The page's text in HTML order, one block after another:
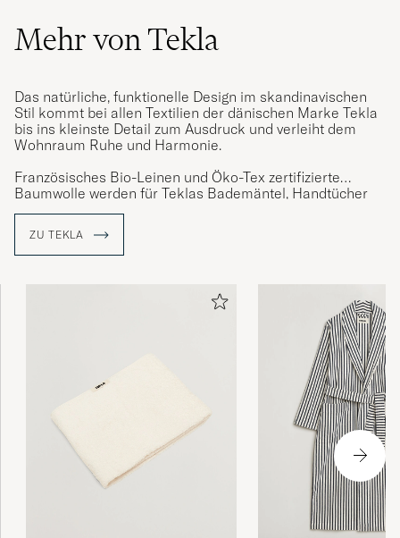
Mehr von Tekla
Das natürliche, funktionelle Design im skandinavischen
Stil kommt bei allen Textilien der dänischen Marke Tekla
bis ins kleinste Detail zum Ausdruck und verleiht dem
Wohnraum Ruhe und Harmonie.
Französisches Bio-Leinen und Öko-Tex zertifizierte
Baumwolle werden für Teklas Bademäntel, Handtücher
und Nachtwäsche verwendet. Die Bettwäsche ist
Produkte müssen dem enorm hohen Anspruch des
dänischen Unternehmens entsprechen.
ZU TEKLA